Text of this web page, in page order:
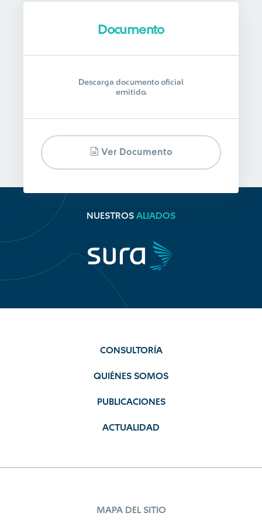
Documento
Descarga documento oficial
emitido.
Ver Documento
NUESTROS ALIADOS
CONSULTORÍA
QUIÉNES SOMOS
PUBLICACIONES
ACTUALIDAD
MAPA DEL SITIO